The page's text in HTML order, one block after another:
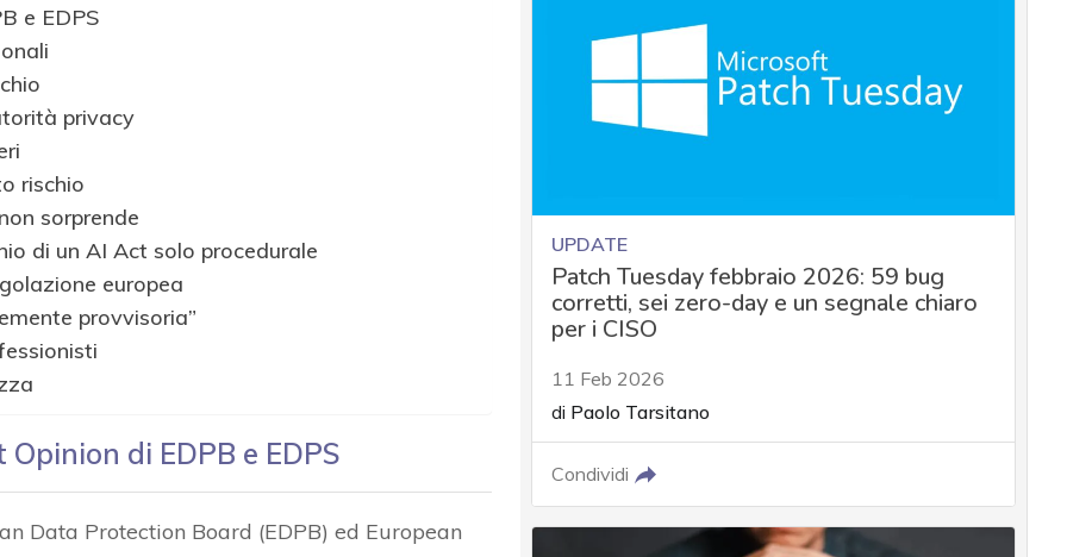
e EDPS
privacy
rischio
sorprende
di un AI Act solo procedurale
europea
provvisoria”
di EDPB e EDPS
Data Protection Board (EDPB) ed European
UPDATE
Patch Tuesday febbraio 2026: 59 bug
corretti, sei zero-day e un segnale chiaro
per i CISO
11 Feb 2026
di Paolo Tarsitano
Condividi